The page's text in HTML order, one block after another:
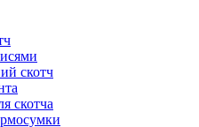
скотч
скотча